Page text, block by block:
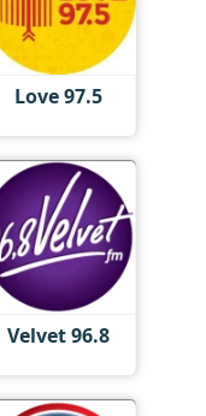
Love 97.5
Velvet 96.8